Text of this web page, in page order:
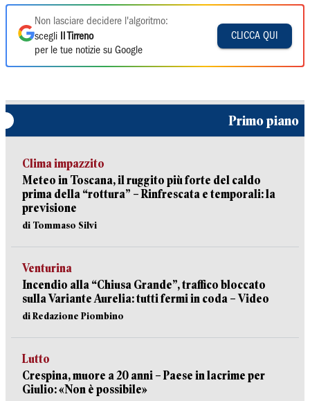
Non lasciare decidere l'algoritmo:
scegli
Il Tirreno
per le tue notizie su Google
CLICCA QUI
Primo piano
Clima impazzito
Meteo in Toscana, il ruggito più forte del caldo
prima della “rottura” – Rinfrescata e temporali: la
previsione
di Tommaso Silvi
Venturina
Incendio alla “Chiusa Grande”, traffico bloccato
sulla Variante Aurelia: tutti fermi in coda – Video
di Redazione Piombino
Lutto
Crespina, muore a 20 anni – Paese in lacrime per
Giulio: «Non è possibile»